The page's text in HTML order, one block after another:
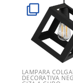
LAMPARA
DECORATIVA